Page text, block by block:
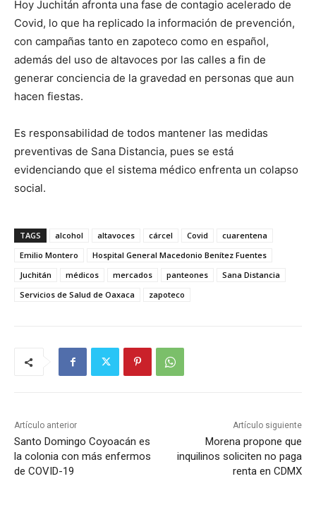
Hoy Juchitán afronta una fase de contagio acelerado de
Covid, lo que ha replicado la información de prevención,
con campañas tanto en zapoteco como en español,
además del uso de altavoces por las calles a fin de
generar conciencia de la gravedad en personas que aun
hacen fiestas.
Es responsabilidad de todos mantener las medidas
preventivas de Sana Distancia, pues se está
evidenciando que el sistema médico enfrenta un colapso
social.
TAGS alcohol altavoces cárcel Covid
cuarentena
Emilio Montero
Hospital General Macedonio Benítez Fuentes
Juchitán
médicos mercados panteones
Sana Distancia
Servicios de Salud de Oaxaca
zapoteco
Artículo anterior
Santo Domingo Coyoacán es
la colonia con más enfermos
de COVID-19
Artículo siguiente
Morena propone que
inquilinos soliciten no paga
renta en CDMX